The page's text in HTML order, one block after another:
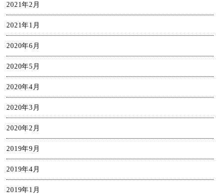
2021年2月
2021年1月
2020年6月
2020年5月
2020年4月
2020年3月
2020年2月
2019年9月
2019年4月
2019年1月